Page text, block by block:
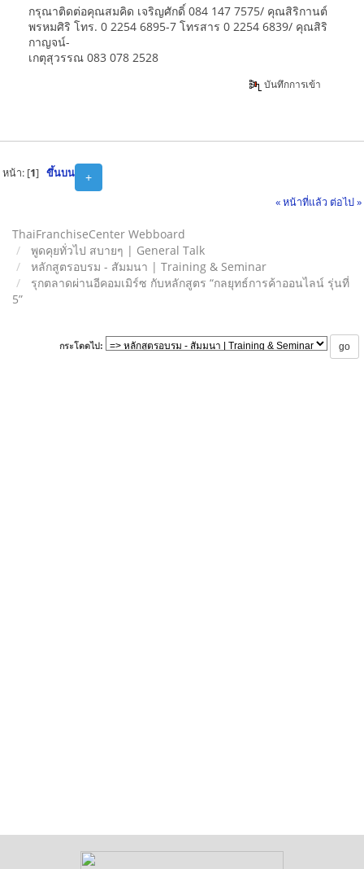
กรุณาติดต่อคุณสมคิด เจริญศักดิ์ 084 147 7575/ คุณสิริกานต์
พรหมศิริ โทร. 0 2254 6895-7 โทรสาร 0 2254 6839/ คุณสิริ
กาญจน์-
เกตุสุวรรณ 083 078 2528
บันทึกการเข้า
+
หน้า: [1] ขึ้นบน
« หน้าที่แล้ว ต่อไป »
ThaiFranchiseCenter Webboard
พูดคุยทั่วไป สบายๆ | General Talk
หลักสูตรอบรม - สัมมนา | Training & Seminar
รุกตลาดผ่านอีคอมเมิร์ซ กับหลักสูตร “กลยุทธ์การค้าออนไลน์ รุ่นที่
5”
กระโดดไป: